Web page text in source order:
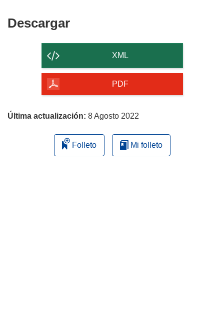
DescargarDescargar
contenido
de
página
XML
PDF
Última actualización: 8 Agosto 2022
Folleto Mi folleto